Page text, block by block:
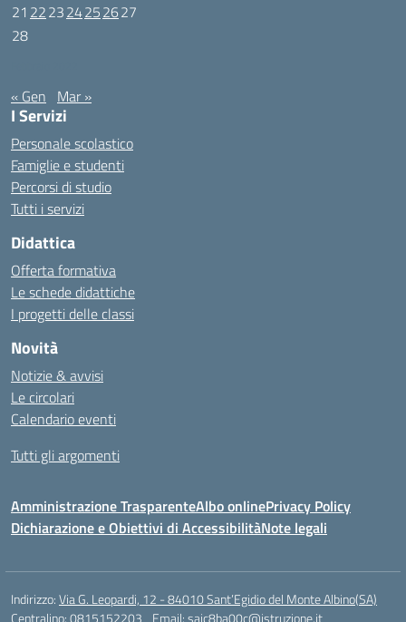
21 222324252627
28
« Gen Mar »
I Servizi
Personale scolastico
Famiglie e studenti
Percorsi di studio
Tutti i servizi
Didattica
Offerta formativa
Le schede didattiche
I progetti delle classi
Novità
Notizie & avvisi
Le circolari
Calendario eventi
Tutti gli argomenti
Amministrazione TrasparenteAlbo onlinePrivacy Policy
Dichiarazione e Obiettivi di AccessibilitàNote legali
Indirizzo:Via G. Leopardi, 12 - 84010 Sant’Egidio del Monte Albino(SA)
Centralino:0815152203 Email:saic8ba00c@istruzione.it